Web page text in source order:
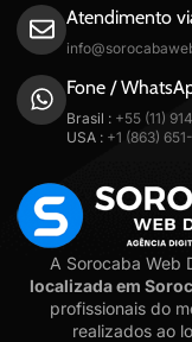
Atendimento
Fone /
Brasil : +55 (11)
USA : +1 (863)
A Sorocaba Web
localizada em
profissionais do
realizados ao